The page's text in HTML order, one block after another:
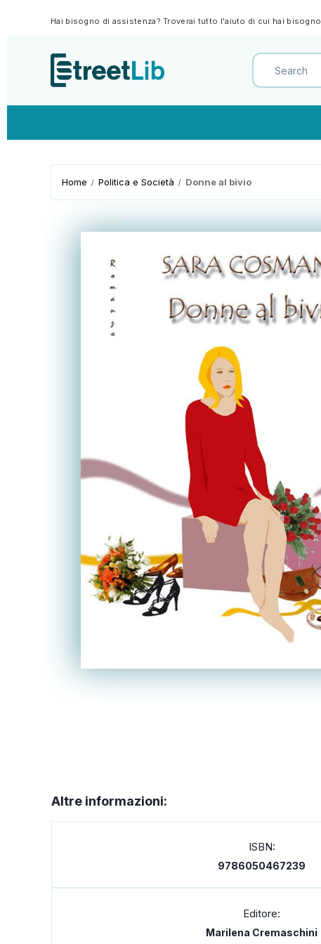
Hai bisogno di assistenza? Troverai tutto l'aiuto di cui hai bisogno
Home Politica e Società Donne al bivio
Altre informazioni:
ISBN:
9786050467239
Editore:
Marilena Cremaschini